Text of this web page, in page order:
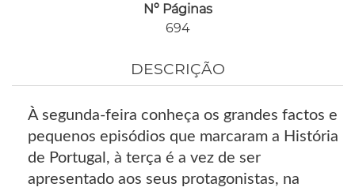
Nº Páginas
694
DESCRIÇÃO
À segunda-feira conheça os grandes factos e
pequenos episódios que marcaram a História
de Portugal, à terça é a vez de ser
apresentado aos seus protagonistas, na